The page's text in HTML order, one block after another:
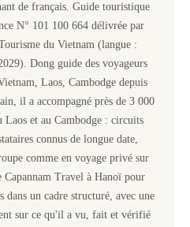
de français. Guide touristique
N° 101 100 664 délivrée par
du Vietnam (langue :
Dong guide des voyageurs
Laos, Cambodge depuis
il a accompagné près de 3 000
Laos et au Cambodge : circuits
connus de longue date,
comme en voyage privé sur
Travel à Hanoï pour
dans un cadre structuré, avec une
sur ce qu'il a vu, fait et vérifié